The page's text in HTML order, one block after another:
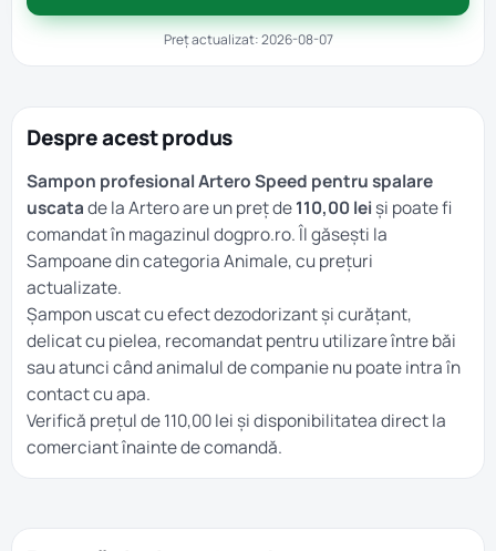
Preț actualizat: 2026-08-07
Despre acest produs
Sampon profesional Artero Speed pentru spalare
uscatade la Artero are un preț de110,00 lei și poate fi
comandat în magazinul dogpro.ro. Îl găsești la
Sampoanedin categoriaAnimale, cu prețuri
actualizate.
Șampon uscat cu efect dezodorizant și curățant,
delicat cu pielea, recomandat pentru utilizare între băi
sau atunci când animalul de companie nu poate intra în
contact cu apa.
Verifică prețul de 110,00 lei și disponibilitatea direct la
comerciant înainte de comandă.